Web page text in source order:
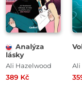
Analýza
lásky
Ali Hazelwood
389 Kč
Ali